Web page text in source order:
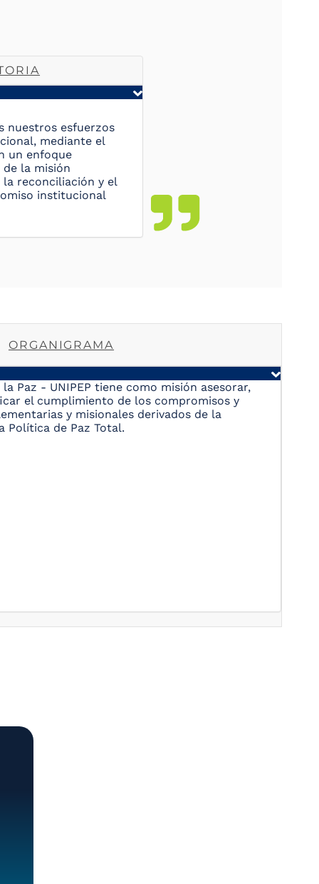
nuestros esfuerzos
mediante el
un enfoque
la misión
reconciliación y el
institucional
ORGANIGRAMA
Paz - UNIPEP tiene como misión asesorar,
el cumplimiento de los compromisos y
y misionales derivados de la
Política de Paz Total.